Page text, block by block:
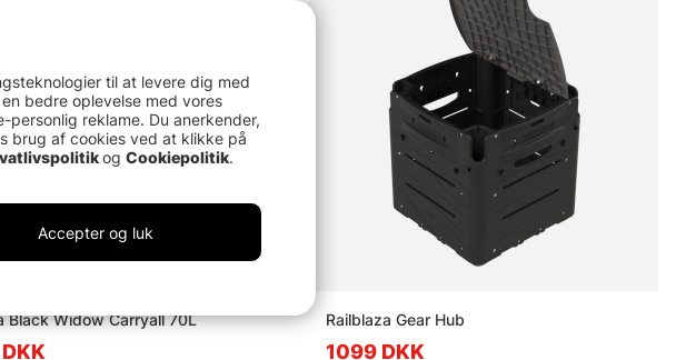
Black Widow Carryall 70L Railblaza Gear Hub
1099 DKK
til at levere dig med
bedre oplevelse med vores
personlig reklame. Du anerkender,
brug af cookies ved at klikke på
og Cookiepolitik.
Accepter og luk